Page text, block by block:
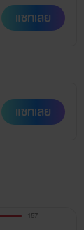
แชทเลย
แชทเลย
157